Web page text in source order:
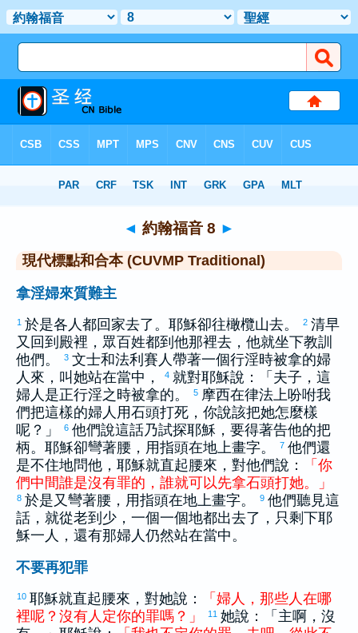
> 約翰福音 8
◄ 約翰福音 8 ►
現代標點和合本 (CUVMP Traditional)
拿淫婦來質難主
1 於是各人都回家去了。耶穌卻往橄欖山去。 2 清早
又回到殿裡，眾百姓都到他那裡去，他就坐下教訓
他們。
3 文士和法利賽人帶著一個行淫時被拿的婦
人來，叫她站在當中，
4 就對耶穌說：「夫子，這
婦人是正行淫之時被拿的。
5 摩西在律法上吩咐我
們把這樣的婦人用石頭打死，你說該把她怎麼樣
呢？」
6 他們說這話乃試探耶穌，要得著告他的把
柄。耶穌卻彎著腰，用指頭在地上畫字。
7 他們還
是不住地問他，耶穌就直起腰來，對他們說：
「 你
們中間誰是沒有罪的 ， 誰就可以先拿石頭打她。 」
8 於是又彎著腰，用指頭在地上畫字。 9 他們聽見這
話，就從老到少，一個一個地都出去了，只剩下耶
穌一人，還有那婦人仍然站在當中。
不要再犯罪
10 耶穌就直起腰來，對她說： 「 婦人 ， 那些人在哪
裡呢 ？ 沒有人 定你的罪嗎 ？ 」 11 她說：「主啊，沒